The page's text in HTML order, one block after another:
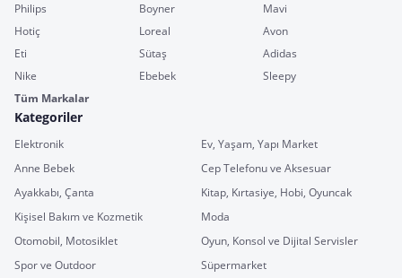
Philips
Boyner
Mavi
Hotiç
Loreal
Avon
Eti
Sütaş
Adidas
Nike
Ebebek
Sleepy
Tüm Markalar
Kategoriler
Elektronik
Ev, Yaşam, Yapı Market
Anne Bebek
Cep Telefonu ve Aksesuar
Ayakkabı, Çanta
Kitap, Kırtasiye, Hobi, Oyuncak
Kişisel Bakım ve Kozmetik
Moda
Otomobil, Motosiklet
Oyun, Konsol ve Dijital Servisler
Spor ve Outdoor
Süpermarket